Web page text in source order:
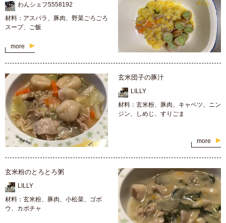
わんシェフ5558192
材料：アスパラ、豚肉、野菜ごろごろ
スープ、ご飯
more
玄米団子の豚汁
LILLY
材料：玄米粉、豚肉、キャベツ、ニン
ジン、しめじ、すりごま
more
玄米粉のとろとろ粥
LILLY
材料：玄米粉、豚肉、小松菜、ゴボ
ウ、カボチャ